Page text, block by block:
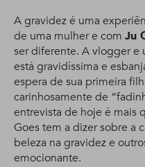
A gravidez é uma
de uma mulher e com Ju
ser diferente. A vlogger e
está gravidíssima e
espera de sua primeira
carinhosamente de
entrevista de hoje é mais
Goes tem a dizer sobre a
beleza na gravidez e
emocionante.